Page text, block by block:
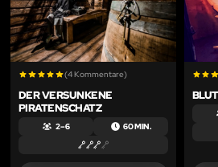
(4 Kommentare)
DER VERSUNKENE
PIRATENSCHATZ
2 – 6 60 MIN.